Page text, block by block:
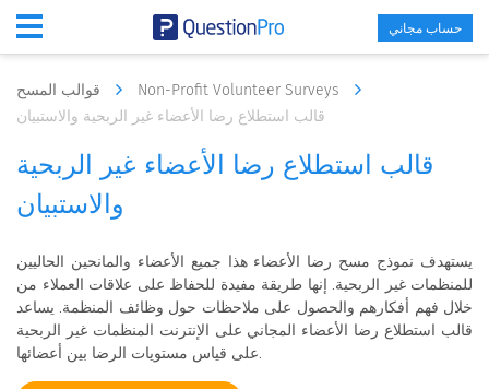
حساب مجاني
Non-Profit Volunteer Surveys
قالب استطلاع رضا الأعضاء غير الربحية والاستبيان
قالب استطلاع رضا الأعضاء غير الربحية
والاستبيان
يستهدف نموذج مسح رضا الأعضاء هذا جميع الأعضاء والمانحين الحاليين
للمنظمات غير الربحية. إنها طريقة مفيدة للحفاظ على علاقات العملاء من
خلال فهم أفكارهم والحصول على ملاحظات حول وظائف المنظمة. يساعد
قالب استطلاع رضا الأعضاء المجاني على الإنترنت المنظمات غير الربحية
على قياس مستويات الرضا بين أعضائها.